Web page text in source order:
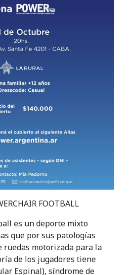
FOOTBALL
es un deporte mixto
que por sus patologías
motorizada para la
de los jugadores tiene
Espinal), síndrome de